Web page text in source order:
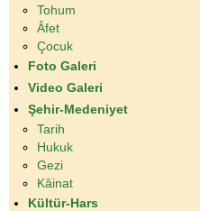
Tohum
Âfet
Çocuk
Foto Galeri
Video Galeri
Şehir-Medeniyet
Tarih
Hukuk
Gezi
Kâinat
Kültür-Hars